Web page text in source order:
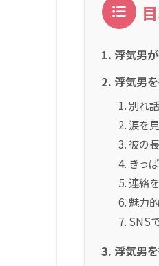
浮気男
浮気男
別れ
涙を
彼の
きっ
連絡
魅力
SNS
浮気男